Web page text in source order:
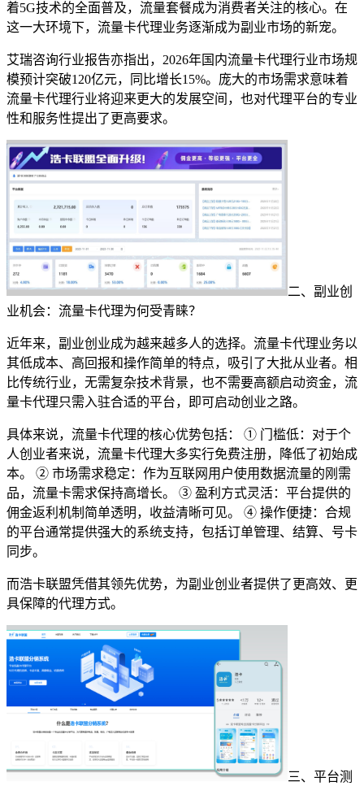
着5G技术的全面普及，流量套餐成为消费者关注的核心。在
这一大环境下，流量卡代理业务逐渐成为副业市场的新宠。
艾瑞咨询行业报告亦指出，2026年国内流量卡代理行业市场规
模预计突破120亿元，同比增长15%。庞大的市场需求意味着
流量卡代理行业将迎来更大的发展空间，也对代理平台的专业
性和服务性提出了更高要求。
二、副业创
业机会：流量卡代理为何受青睐？
近年来，副业创业成为越来越多人的选择。流量卡代理业务以
其低成本、高回报和操作简单的特点，吸引了大批从业者。相
比传统行业，无需复杂技术背景，也不需要高额启动资金，流
量卡代理只需入驻合适的平台，即可启动创业之路。
具体来说，流量卡代理的核心优势包括： ① 门槛低：对于个
人创业者来说，流量卡代理大多实行免费注册，降低了初始成
本。 ② 市场需求稳定：作为互联网用户使用数据流量的刚需
品，流量卡需求保持高增长。 ③ 盈利方式灵活：平台提供的
佣金返利机制简单透明，收益清晰可见。 ④ 操作便捷：合规
的平台通常提供强大的系统支持，包括订单管理、结算、号卡
同步。
而浩卡联盟凭借其领先优势，为副业创业者提供了更高效、更
具保障的代理方式。
三、平台测